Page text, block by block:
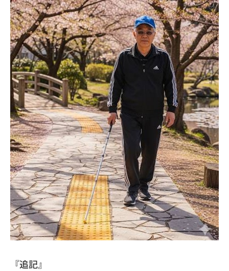
『追記』